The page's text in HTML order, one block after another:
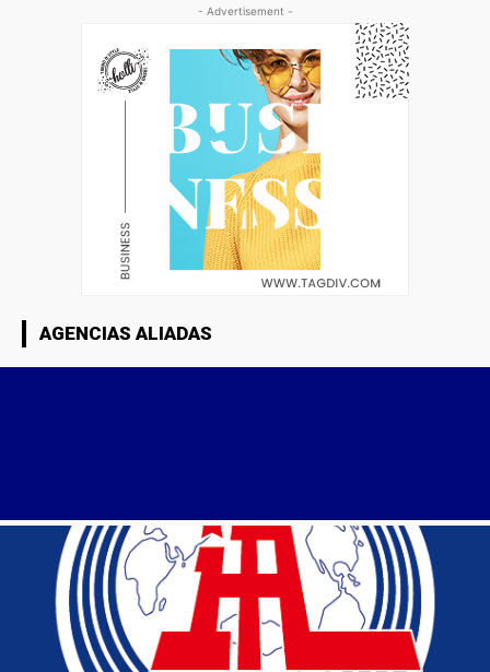
- Advertisement -
AGENCIAS ALIADAS